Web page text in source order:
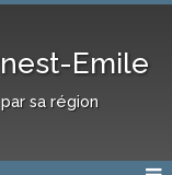
Emile
sa région